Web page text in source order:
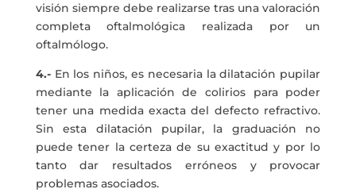
visión siempre debe realizarse tras una valoración
completa oftalmológica realizada por un
oftalmólogo.
4.-En los niños, es necesaria la dilatación pupilar
mediante la aplicación de colirios para poder
tener una medida exacta del defecto refractivo.
Sin esta dilatación pupilar, la graduación no
puede tener la certeza de su exactitud y por lo
tanto dar resultados erróneos y provocar
problemas asociados.